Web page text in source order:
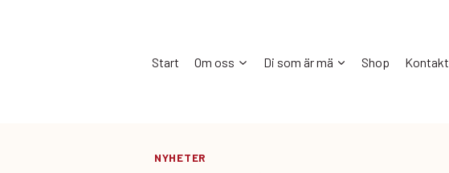
Start Om oss Di som är mä Shop Kontakt
NYHETER